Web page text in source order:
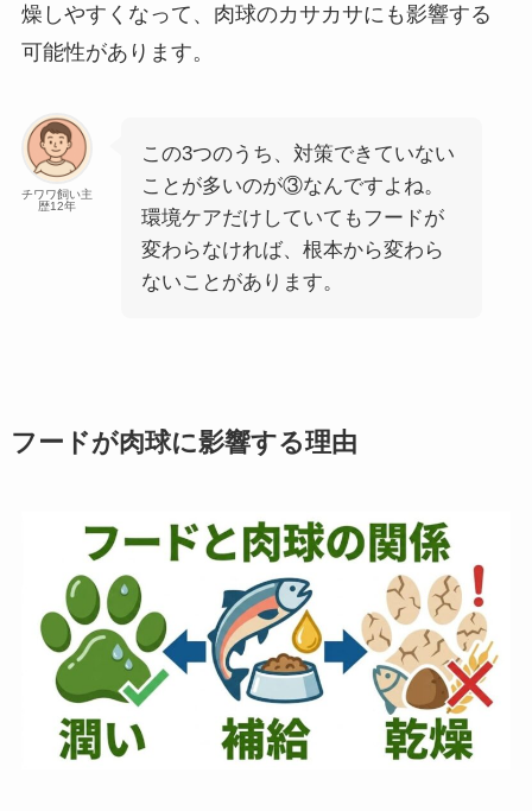
燥しやすくなって、肉球のカサカサにも影響する
可能性があります。
チワワ飼い主
歴12年
この3つのうち、対策できていない
ことが多いのが③なんですよね。
環境ケアだけしていてもフードが
変わらなければ、根本から変わら
ないことがあります。
フードが肉球に影響する理由